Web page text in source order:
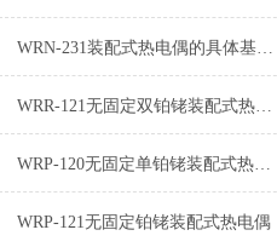
WRN-231装配式热电偶的具体基本要求选配
WRR-121无固定双铂铑装配式热电偶
WRP-120无固定单铂铑装配式热电偶简介
WRP-121无固定铂铑装配式热电偶